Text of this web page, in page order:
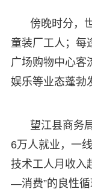
傍晚时分，
童装厂工人；每
广场购物中心客
娱乐等业态蓬
望江县商务
6万人就业，一
技术工人月收
—消费”的良性循